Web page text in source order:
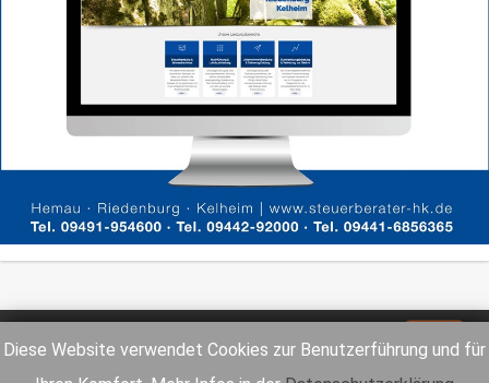
Diese Website verwendet Cookies zur Benutzerführung und für